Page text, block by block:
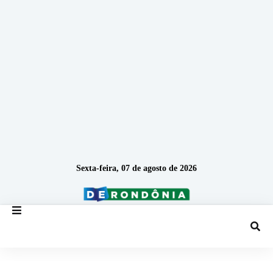
Sexta-feira, 07 de agosto de 2026